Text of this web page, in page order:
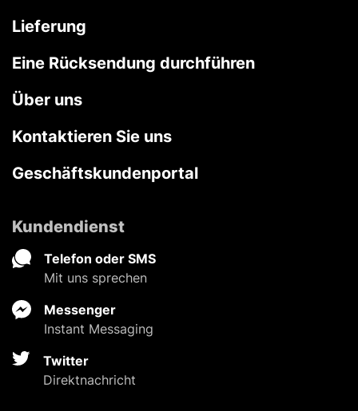
Lieferung
Eine Rücksendung durchführen
Über uns
Kontaktieren Sie uns
Geschäftskundenportal
Kundendienst
Telefon oder SMS
Mit uns sprechen
Messenger
Instant Messaging
Twitter
Direktnachricht